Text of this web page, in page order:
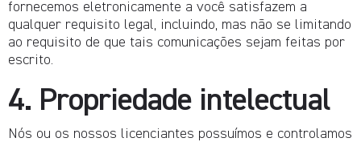
fornecemos eletronicamente a você satisfazem a
qualquer requisito legal, incluindo, mas não se limitando
ao requisito de que tais comunicações sejam feitas por
escrito.
4. Propriedade intelectual
Nós ou os nossos licenciantes possuímos e controlamos